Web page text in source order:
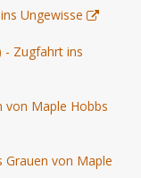
Ungewisse
- Zugfahrt ins
von Maple Hobbs
Grauen von Maple